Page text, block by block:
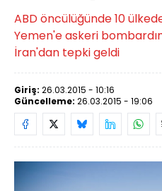
ABD öncülüğünde 10
Yemen'e askeri
İran'dan tepki geldi
Giriş: 26.03.2015 - 10:16
Güncelleme: 26.03.2015 - 19:06